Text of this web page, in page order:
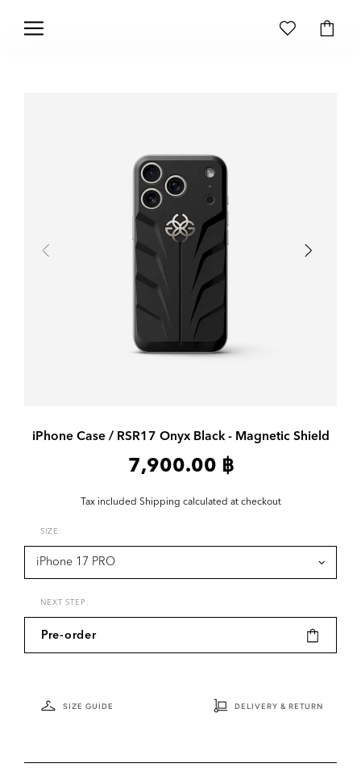
iPhone Case / RSR17 Onyx Black - Magnetic Shield
7,900.00 ฿
Tax included Shipping calculated at checkout
SIZE:
NEXT STEP:
SIZE GUIDE DELIVERY & RETURN
Pre-order